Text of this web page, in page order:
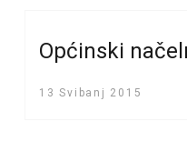
Općinski
13 Svibanj 2015